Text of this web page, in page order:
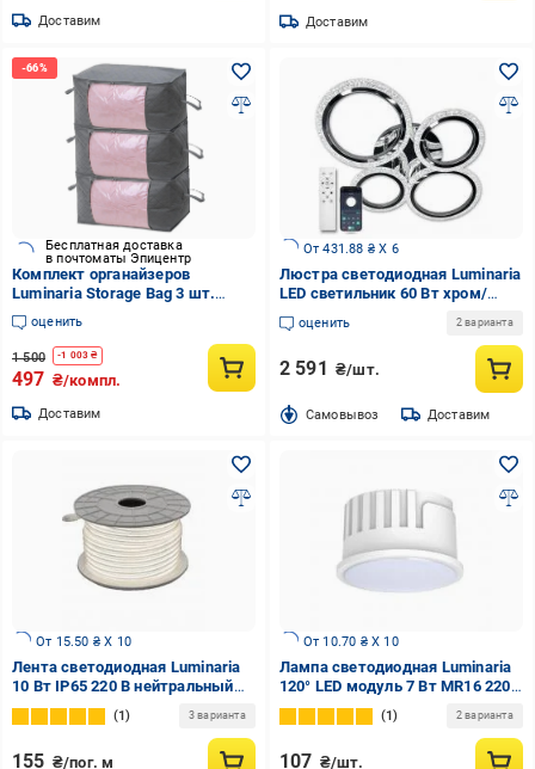
Доставим Доставим
Бесплатная доставка
в почтоматы Эпицентр
Комплект органайзеров
Luminaria Storage Bag 3 шт.
(29179574)
оценить
1 500 -1 003 ₴
497 ₴/компл.
Доставим
От 431.88 ₴ X 6
Люстра светодиодная Luminaria
LED светильник 60 Вт хром/
прозрачный EUROPA 60W 4R
CHROME/ICE
оценить 2 варианта
2 591 ₴/шт.
Cамовывоз Доставим
От 15.50 ₴ X 10
Лента светодиодная Luminaria
10 Вт IP65 220 В нейтральный
LS-COB 296LEDs/m 10W 220V
4000
1 3 варианта
155 ₴/пог. м
От 10.70 ₴ X 10
Лампа светодиодная Luminaria
120° LED модуль 7 Вт MR16 220
В 3000/4200/6000 К MODULE
1 2 варианта
107 ₴/шт.